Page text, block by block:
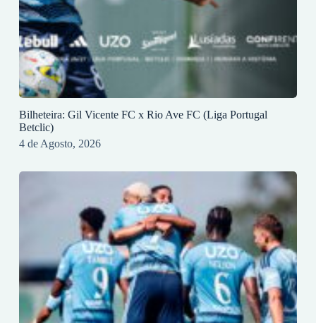
Bilheteira: Gil Vicente FC x Rio Ave FC (Liga Portugal
Betclic)
4 de Agosto, 2026